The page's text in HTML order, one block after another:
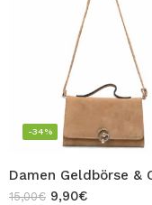
-34%
15,00€ 9,90€